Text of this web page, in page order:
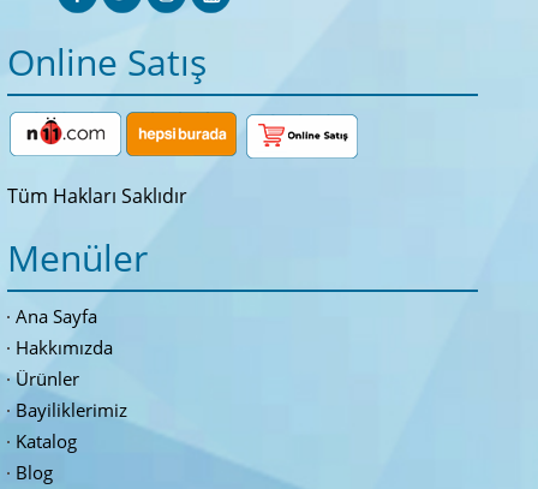
Online Satış
Tüm Hakları Saklıdır
Menüler
Ana Sayfa
Hakkımızda
Ürünler
Bayiliklerimiz
Katalog
Blog